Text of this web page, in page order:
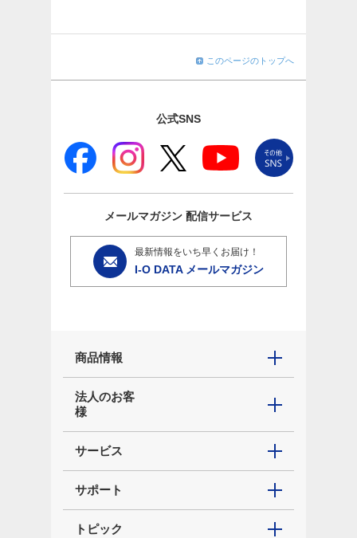
このページのトップへ
公式SNS
メールマガジン 配信サービス
最新情報をいち早くお届け！
I-O DATA メールマガジン
商品情報
法人のお客
様
サービス
サポート
トピック